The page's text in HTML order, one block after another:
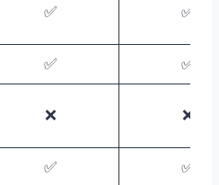
✅ ✅
✅ ✅
❌ ❌
✅ ✅